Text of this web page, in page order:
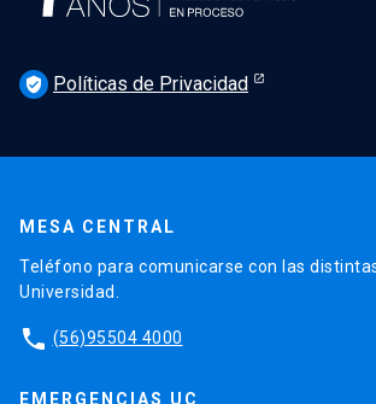
verified_user Políticas de Privacidad
MESA CENTRAL
Teléfono para comunicarse con las
Universidad.
phone (56)95504 4000
EMERGENCIAS UC